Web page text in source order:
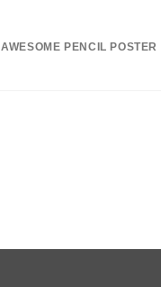
AWESOME PENCIL POSTER